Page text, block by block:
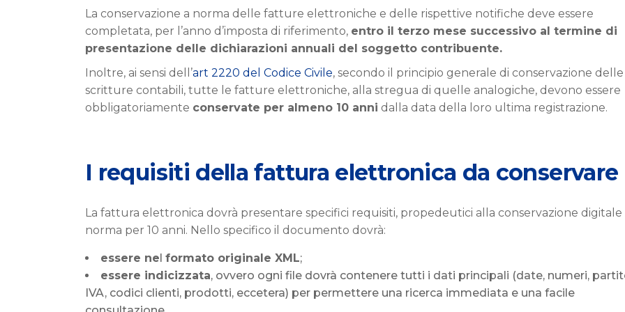
La conservazione a norma delle fatture elettroniche e delle rispettive notifiche deve essere
completata, per l’anno d’imposta di riferimento, entro il terzo mese successivo al termine di
presentazione delle dichiarazioni annuali del soggetto contribuente.
Inoltre, ai sensi dell’art 2220 del Codice Civile, secondo il principio generale di conservazione delle
scritture contabili, tutte le fatture elettroniche, alla stregua di quelle analogiche, devono essere
obbligatoriamente conservate per almeno 10 anni dalla data della loro ultima registrazione.
I requisiti della fattura elettronica da conservare
La fattura elettronica dovrà presentare specifici requisiti, propedeutici alla conservazione digitale
norma per 10 anni. Nello specifico il documento dovrà:
essere ne formato originale XML;
essere indicizzata, ovvero ogni file dovrà contenere tutti i dati principali (date, numeri,
IVA, codici clienti, prodotti, eccetera) per permettere una ricerca immediata e una facile